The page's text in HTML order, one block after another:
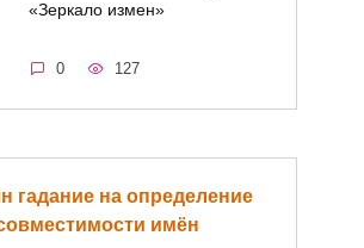
«Зеркало измен»
0 127
гадание на определение
имён